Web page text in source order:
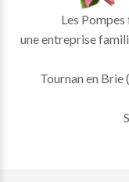
Les
une entreprise
Tournan en